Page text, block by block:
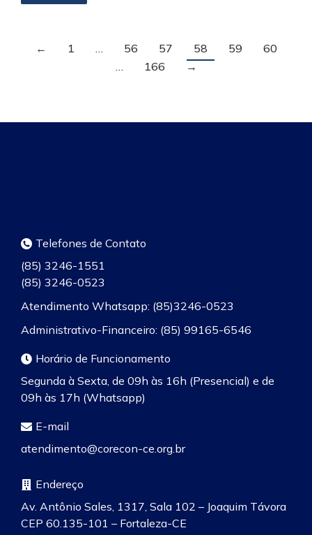
← 1 … 56 57 58 59
60
…
166 →
Telefones de Contato
(85) 3246-1551
(85) 3246-0523
Atendimento Whatsapp: (85)3246-0523
Administrativo-Financeiro: (85) 99165-6546
Horário de Funcionamento
Segunda à Sexta, de 09h às 16h (Presencial) e de
09h às 17h (Whatsapp)
E-mail
atendimento@corecon-ce.org.br
Endereço
Av. Antônio Sales, 1317, Sala 102 – Joaquim Távora
CEP 60.135-101 – Fortaleza-CE